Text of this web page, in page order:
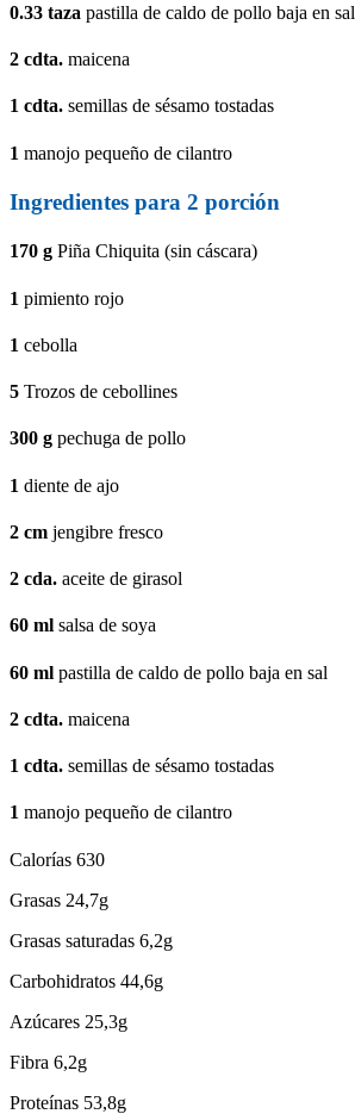
0.33 taza pastilla de caldo de pollo baja en sal
2 cdta. maicena
1 cdta. semillas de sésamo tostadas
1 manojo pequeño de cilantro
Ingredientes para 2 porción
170 g Piña Chiquita (sin cáscara)
1 pimiento rojo
1 cebolla
5 Trozos de cebollines
300 g pechuga de pollo
1 diente de ajo
2 cm jengibre fresco
2 cda. aceite de girasol
60 ml salsa de soya
60 ml pastilla de caldo de pollo baja en sal
2 cdta. maicena
1 cdta. semillas de sésamo tostadas
1 manojo pequeño de cilantro
Calorías 630
Grasas 24,7g
Grasas saturadas 6,2g
Carbohidratos 44,6g
Azúcares 25,3g
Fibra 6,2g
Proteínas 53,8g